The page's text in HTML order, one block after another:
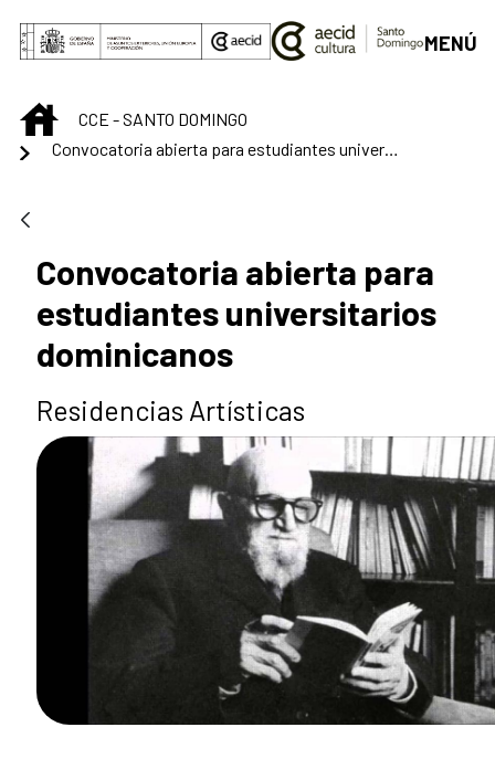
Saltar al contenido principal
MENÚ
INICIOCCE - SANTO DOMINGO
Convocatoria abierta para estudiantes universitarios dominicanos
Convocatoria abierta para
estudiantes universitarios
dominicanos
Residencias Artísticas